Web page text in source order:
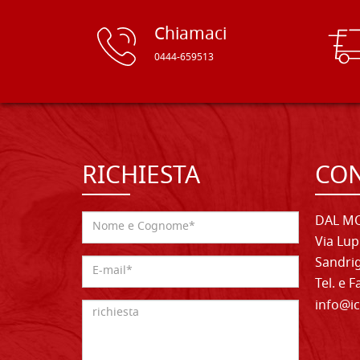
Chiamaci
0444-659513
RICHIESTA
DAL
Via
Tel. e